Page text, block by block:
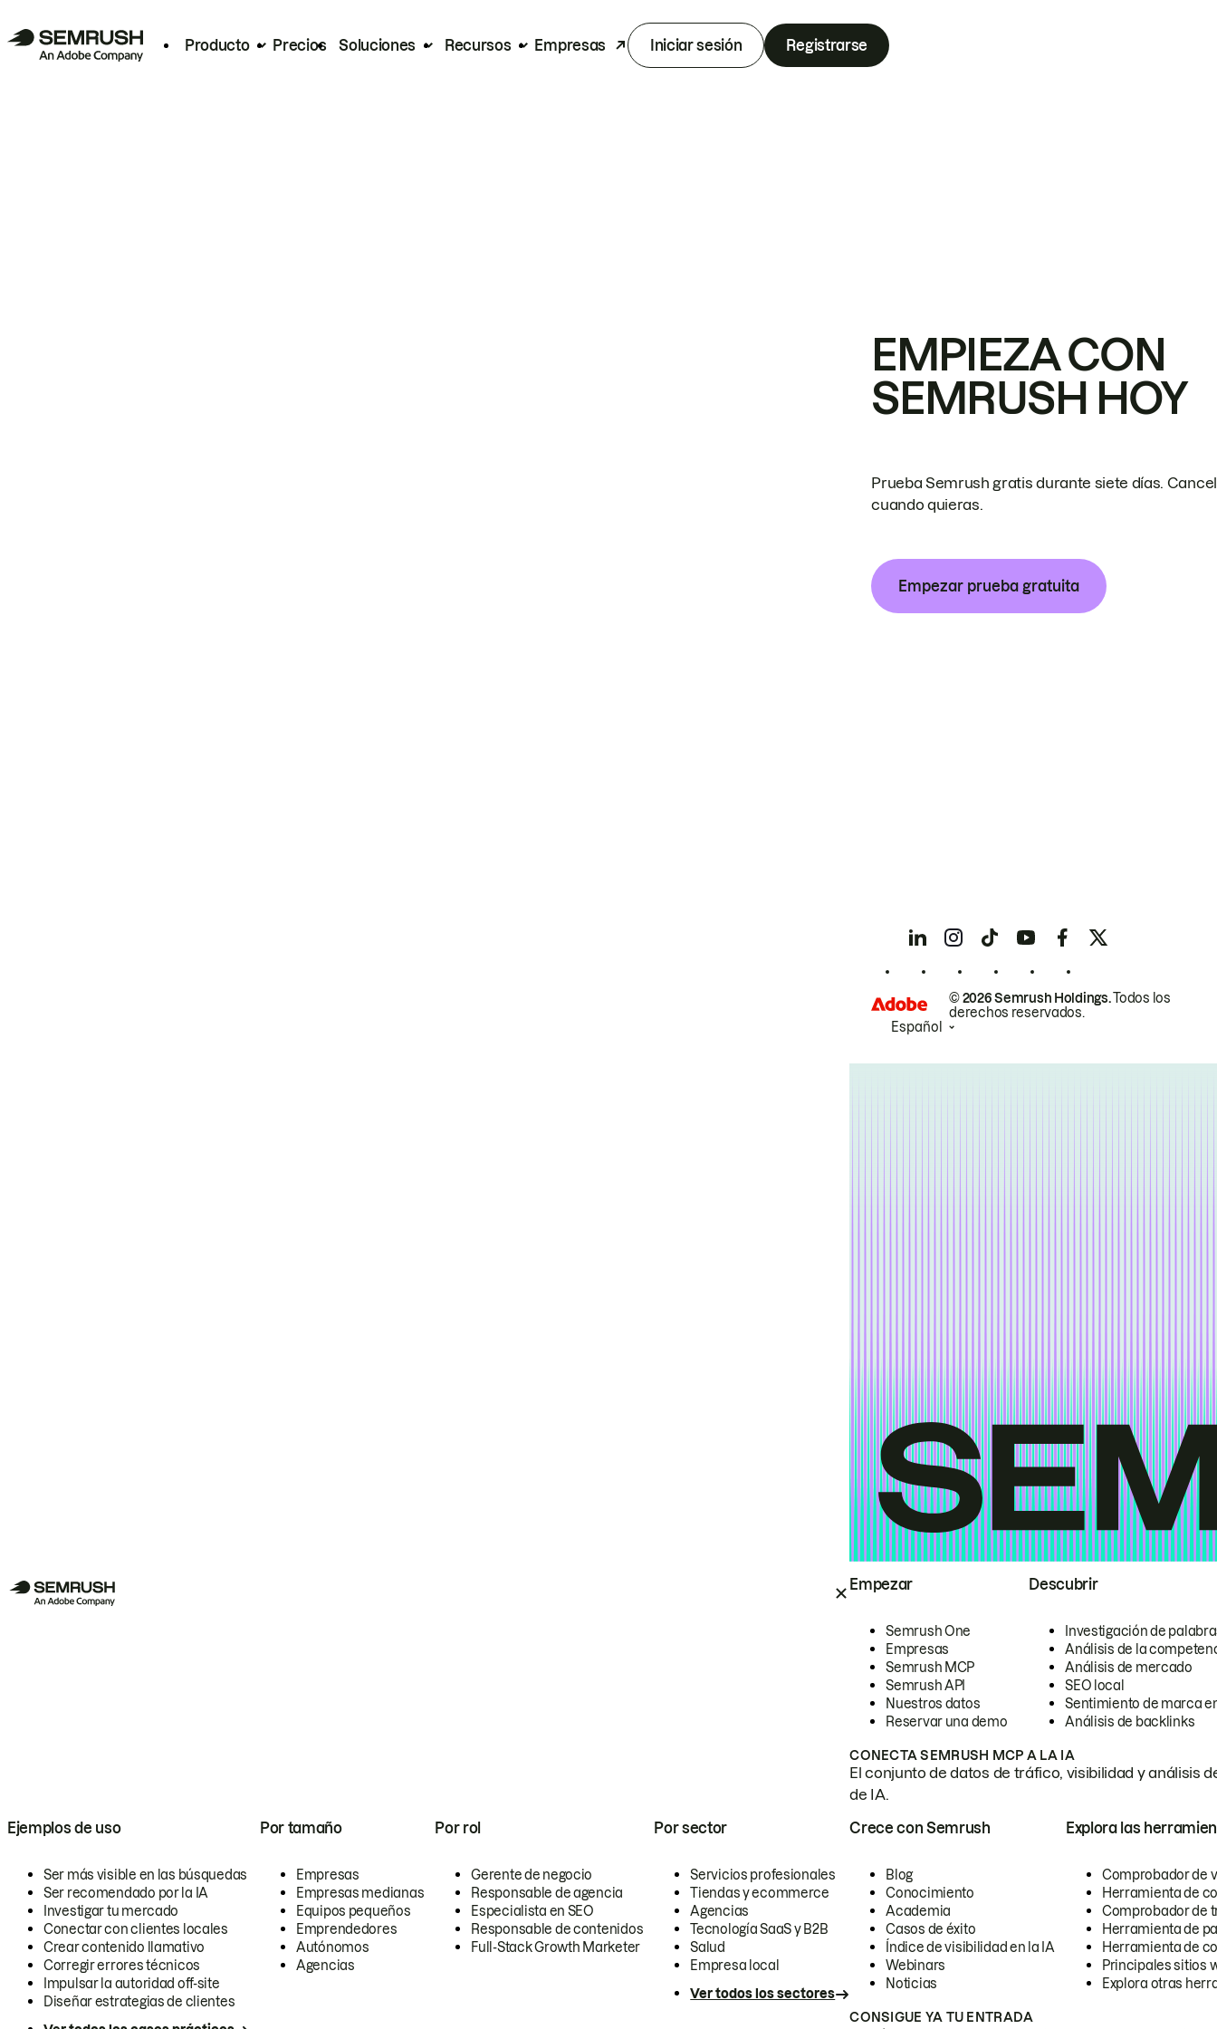
Producto Precios Soluciones Recursos Empresas Iniciar sesión Registrarse
Empezar
Semrush One
Empresas
Semrush MCP
Semrush API
Nuestros datos
Reservar una demo
Descubrir
Investigación de
Análisis de la
Análisis de mercado
SEO local
Sentimiento de marca
Análisis de backlinks
CONECTA SEMRUSH MCP A LA IA
El conjunto de datos de tráfico, visibilidad y análisis
de IA.
Ejemplos de uso
Ser más visible en las búsquedas
Ser recomendado por la IA
Investigar tu mercado
Conectar con clientes locales
Crear contenido llamativo
Corregir errores técnicos
Impulsar la autoridad off-site
Diseñar estrategias de clientes
Por tamaño
Empresas
Empresas medianas
Equipos pequeños
Emprendedores
Autónomos
Agencias
Por rol
Gerente de negocio
Responsable de agencia
Especialista en SEO
Responsable de contenidos
Full-Stack Growth Marketer
Por sector
Servicios profesionales
Tiendas y ecommerce
Agencias
Tecnología SaaS y B2B
Salud
Empresa local
Ver todos los sectores
Crece con Semrush
Blog
Conocimiento
Academia
Casos de éxito
Índice de visibilidad en la IA
Webinars
Noticias
Explora las
Comprobador de
Herramienta de
Comprobador de
Herramienta de
Herramienta de
Principales sitios
Explora otras
CONSIGUE YA TU ENTRADA
EMPIEZA CON
SEMRUSH HOY
Prueba Semrush gratis durante siete días.
cuando quieras.
Empezar prueba gratuita
© 2026 Semrush Holdings.Todos los
derechos reservados.
Español